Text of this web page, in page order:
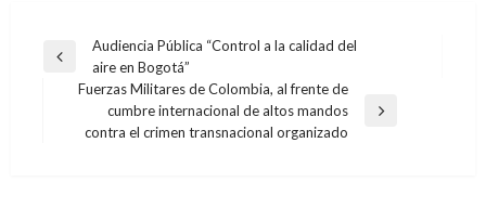
Navegación
entradas
Entrada
anterior
Audiencia Pública “Control a la calidad del
aire en Bogotá”
Entrada
siguiente
Fuerzas Militares de Colombia, al frente de
cumbre internacional de altos mandos
contra el crimen transnacional organizado